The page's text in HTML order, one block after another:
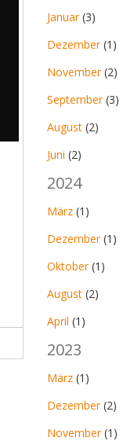
Januar(3)
Dezember(1)
November(2)
September(3)
August (2)
Juni (2)
2024
März (1)
Dezember(1)
Oktober(1)
August (2)
April (1)
2023
März (1)
Dezember(2)
November(1)